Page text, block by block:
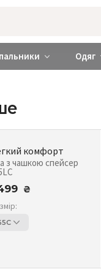
жіночу білизну ❤️
Одяг
комфорт
з чашкою спейсер
₴